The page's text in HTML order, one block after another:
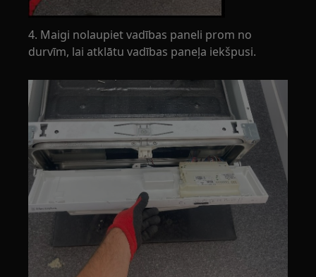
4. Maigi nolaupiet vadības paneli prom no
durvīm, lai atklātu vadības paneļa iekšpusi.